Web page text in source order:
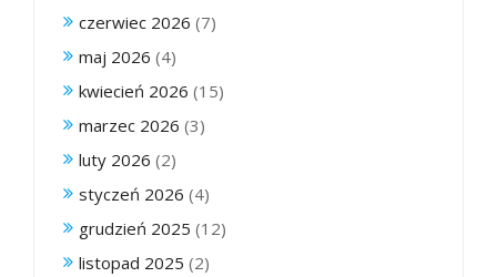
czerwiec 2026 (7)
maj 2026 (4)
kwiecień 2026 (15)
marzec 2026 (3)
luty 2026 (2)
styczeń 2026 (4)
grudzień 2025 (12)
listopad 2025 (2)